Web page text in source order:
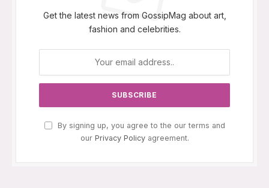
Get the latest news from GossipMag about art,
fashion and celebrities.
By signing up, you agree to the our terms and
our Privacy Policyagreement.